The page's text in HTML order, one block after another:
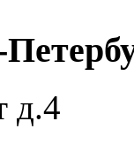
д.4